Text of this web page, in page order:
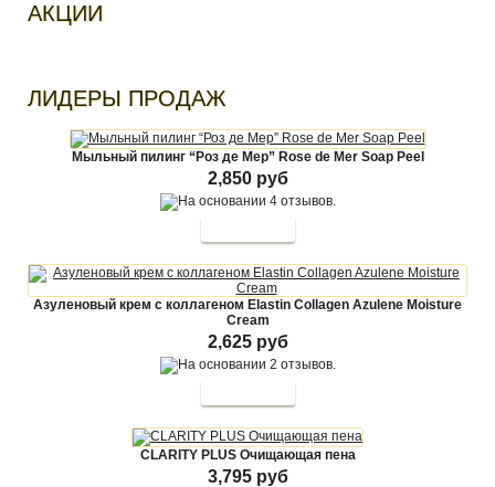
АКЦИИ
ЛИДЕРЫ ПРОДАЖ
Мыльный пилинг “Роз де Мер” Rose de Mer Soap Peel
2,850 руб
Азуленовый крем с коллагеном Elastin Collagen Azulene Moisture
Cream
2,625 руб
CLARITY PLUS Очищающая пена
3,795 руб